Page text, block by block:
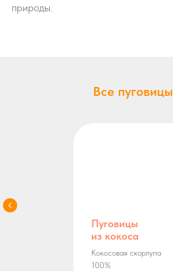
природы.
Все пуговицы
Пуговицы
из кокоса
Кокосовая скорлупа
100%